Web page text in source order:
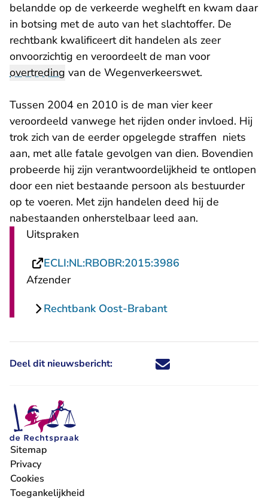
belandde op de verkeerde weghelft en kwam daar
in botsing met de auto van het slachtoffer. De
rechtbank kwalificeert dit handelen als zeer
onvoorzichtig en veroordeelt de man voor
overtreding van de Wegenverkeerswet.
Tussen 2004 en 2010 is de man vier keer
veroordeeld vanwege het rijden onder invloed. Hij
trok zich van de eerder opgelegde straffen niets
aan, met alle fatale gevolgen van dien. Bovendien
probeerde hij zijn verantwoordelijkheid te ontlopen
door een niet bestaande persoon als bestuurder
op te voeren. Met zijn handelen deed hij de
nabestaanden onherstelbaar leed aan.
Uitspraken
ECLI:NL:RBOBR:2015:3986
Afzender
Rechtbank Oost-Brabant
Deel dit nieuwsbericht: Deel dit nieuwsbericht via X -
Deel dit nieuwsbericht via
Deel dit nieuwsbericht
Deel dit
Sitemap
Privacy
Cookies
Toegankelijkheid